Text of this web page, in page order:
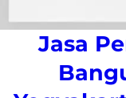
Jasa